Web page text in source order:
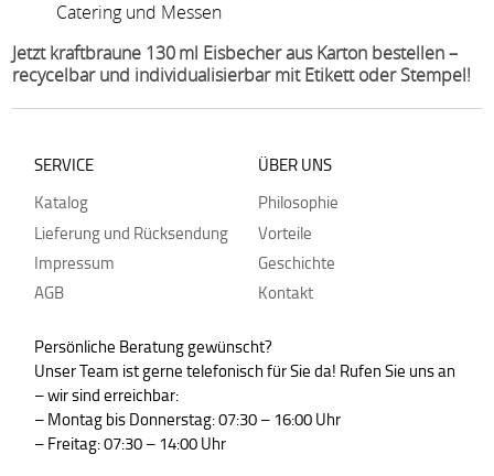
Catering und Messen
Jetzt kraftbraune 130 ml Eisbecher aus Karton bestellen –
recycelbar und individualisierbar mit Etikett oder Stempel!
SERVICE
Katalog
Lieferung und Rücksendung
Impressum
AGB
ÜBER UNS
Philosophie
Vorteile
Geschichte
Kontakt
Persönliche Beratung gewünscht?
Unser Team ist gerne telefonisch für Sie da! Rufen Sie uns an
– wir sind erreichbar:
– Montag bis Donnerstag: 07:30 – 16:00 Uhr
– Freitag: 07:30 – 14:00 Uhr